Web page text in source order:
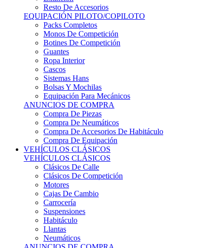
Resto De Accesorios
EQUIPACIÓN PILOTO/COPILOTO
Packs Completos
Monos De Competición
Botines De Competición
Guantes
Ropa Interior
Cascos
Sistemas Hans
Bolsas Y Mochilas
Equipación Para Mecánicos
ANUNCIOS DE COMPRA
Compra De Piezas
Compra De Neumáticos
Compra De Accesorios De Habitáculo
Compra De Equipación
VEHÍCULOS CLÁSICOS
VEHÍCULOS CLÁSICOS
Clásicos De Calle
Clásicos De Competición
Motores
Cajas De Cambio
Carrocería
Suspensiones
Habitáculo
Llantas
Neumáticos